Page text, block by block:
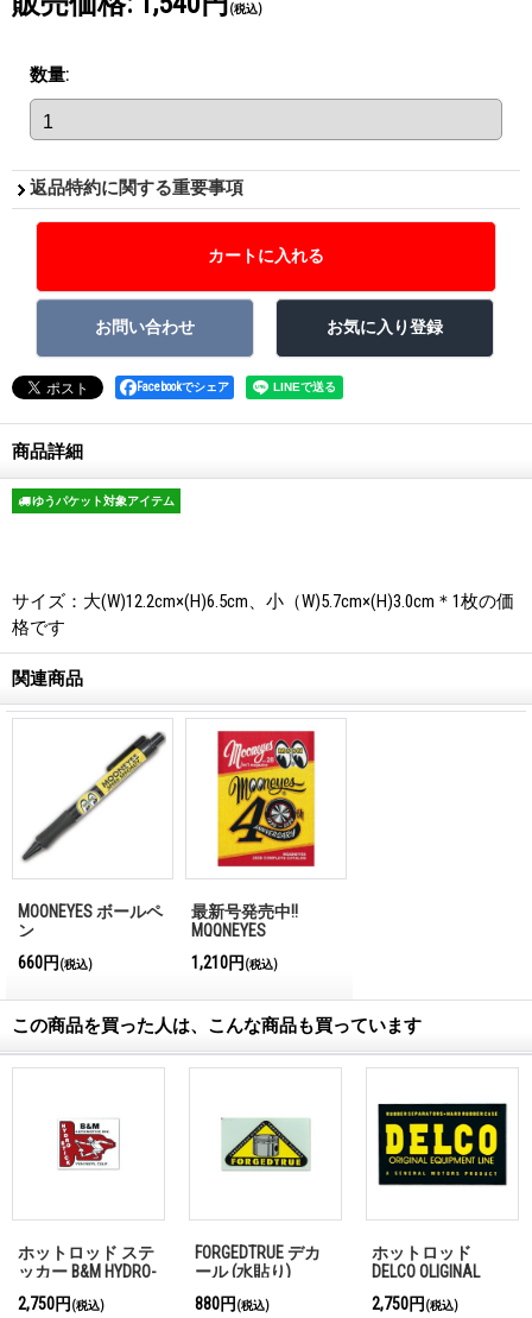
(税込)
数量:
返品特約に関する重要事項
Facebookでシェア
商品詳細
ゆうパケット対象アイテム
サイズ：大(W)12.2cm×(H)6.5cm、小（W)5.7cm×(H)3.0cm＊1枚の価
格です
関連商品
MOONEYES ボールペ
ン
660円 (税込)
最新号発売中!!
MQQNEYES
Magazine No.28 2026
1,210円 (税込)
この商品を買った人は、こんな商品も買っています
ホットロッド ステ
ッカー B&M HYDRO-
2,750円 (税込)
FORGEDTRUE デカ
ール (水貼り)
880円 (税込)
ホットロッド
DELCO OLIGINAL
2,750円 (税込)